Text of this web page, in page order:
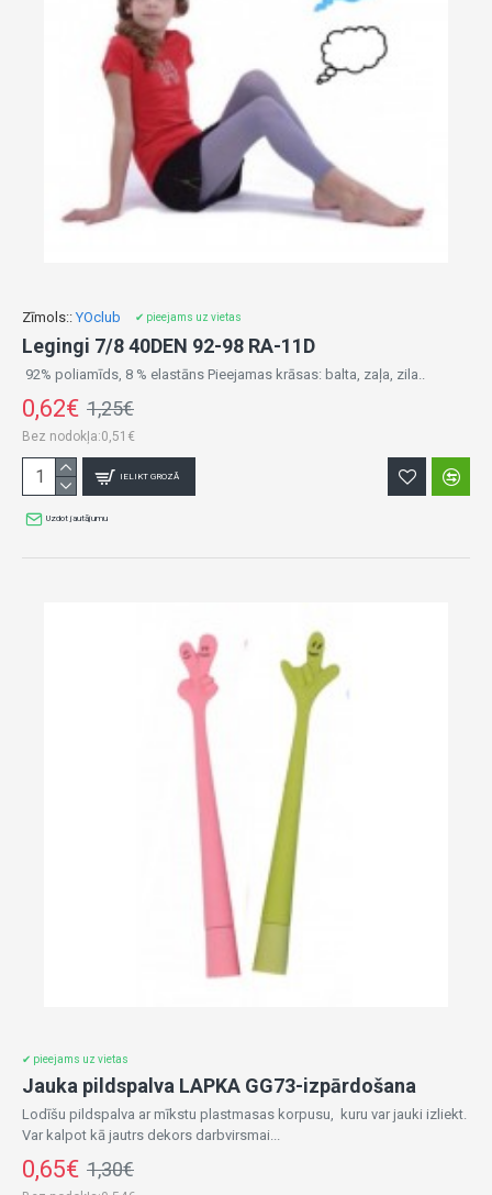
Zīmols:: YOclub ✔ pieejams uz vietas
Legingi 7/8 40DEN 92-98 RA-11D
92% poliamīds, 8 % elastāns Pieejamas krāsas: balta, zaļa, zila..
0,62€ 1,25€
Bez nodokļa:0,51€
IELIKT GROZĀ
Uzdot jautājumu
✔ pieejams uz vietas
Jauka pildspalva LAPKA GG73-izpārdošana
Lodīšu pildspalva ar mīkstu plastmasas korpusu, kuru var jauki izliekt.
Var kalpot kā jautrs dekors darbvirsmai...
0,65€ 1,30€